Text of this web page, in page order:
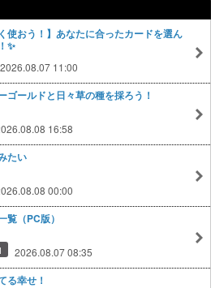
使おう！】あなたに合ったカードを選ん
✨
2026.08.07 11:00
ゴールドと日々草の種を採ろう！
16:58
たい
00:00
覧（PC版）
2026.08.07 08:35
る幸せ！